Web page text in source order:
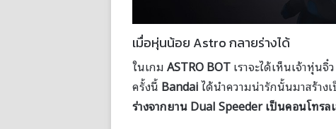
เมื่อหุ่นน้อย Astro กลายร่างได้
ในเกมASTRO BOTเราจะได้เห็นเจ้าหุ่น
ครั้งนี้ Bandaiได้นำความน่ารักนั้นมาสร้า
ร่างจากยาน Dual Speeder เป็นคอนโทรล